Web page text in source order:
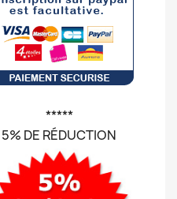
*****
5% DE RÉDUCTION